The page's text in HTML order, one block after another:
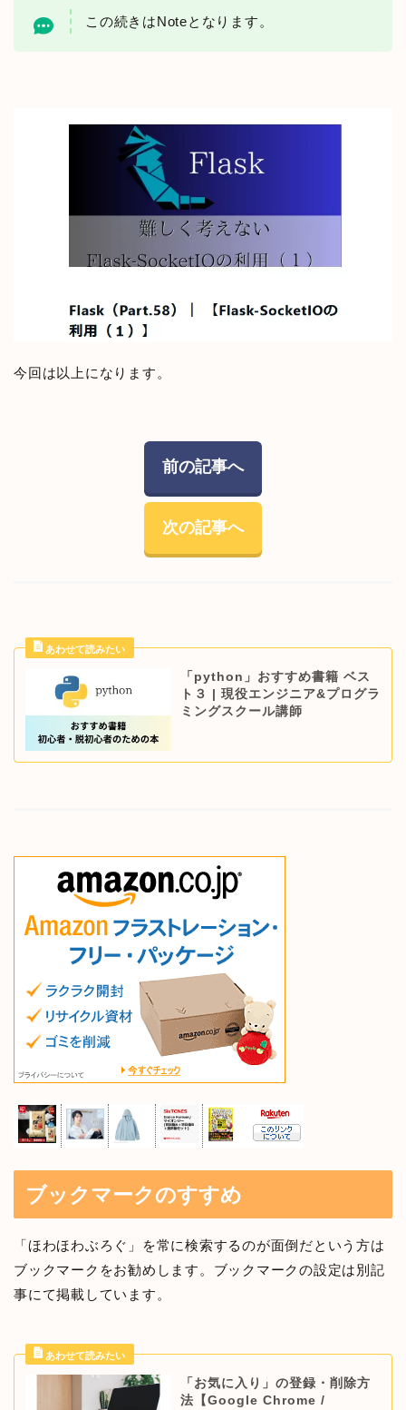
この続きはNoteとなります。
今回は以上になります。
前の記事へ
次の記事へ
「python」おすすめ書籍 ベス
ト３ | 現役エンジニア&プログラ
ミングスクール講師
ブックマークのすすめ
「ほわほわぶろぐ」を常に検索するのが面倒だという方は
ブックマークをお勧めします。ブックマークの設定は別記
事にて掲載しています。
「お気に入り」の登録・削除方
法【Google Chrome /